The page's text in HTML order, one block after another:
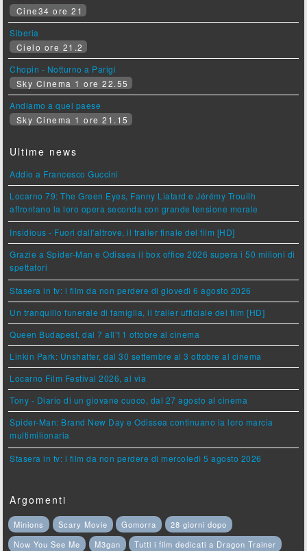
Cine34 ore 21
Siberia
Cielo ore 21.2
Chopin - Notturno a Parigi
Sky Cinema 1 ore 22.55
Andiamo a quel paese
Sky Cinema 1 ore 21.15
Ultime news
Addio a Francesco Guccini
Locarno 79: The Green Eyes, Fanny Liatard e Jérémy Trouilh
affrontano la loro opera seconda con grande tensione morale
Insidious - Fuori dall'altrove, il trailer finale del film [HD]
Grazie a Spider-Man e Odissea il box office 2026 supera i 50 milioni di
spettatori
Stasera in tv: i film da non perdere di giovedì 6 agosto 2026
Un tranquillo funerale di famiglia, il trailer ufficiale del film [HD]
Queen Budapest, dal 7 all'11 ottobre al cinema
Linkin Park: Unshatter, dal 30 settembre al 3 ottobre al cinema
Locarno Film Festival 2026, al via
Tony - Diario di un giovane cuoco, dal 27 agosto al cinema
Spider-Man: Brand New Day e Odissea continuano la loro marcia
multimilionaria
Stasera in tv: i film da non perdere di mercoledì 5 agosto 2026
Argomenti
Minions Scary Movie Gomorra
28 giorni dopo
Now You See Me
M3gan
Tutti i film dedicati a Dragon Trainer